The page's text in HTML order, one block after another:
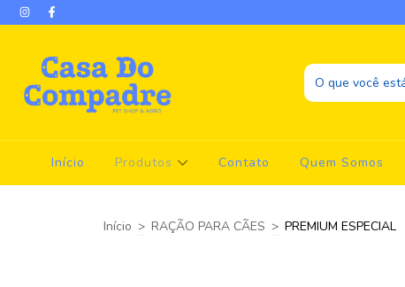
Início Produtos Contato Quem Somos
Início > RAÇÃO PARA CÃES > PREMIUM ESPECIAL